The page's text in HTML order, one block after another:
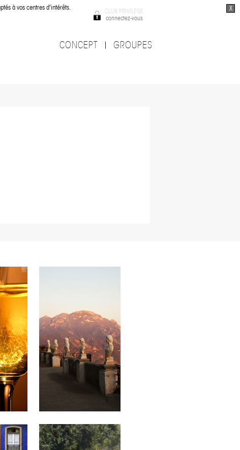
à vos centres d'intérêts. X
CLUB PRIVILEGE
connectez-vous
CONCEPT GROUPES